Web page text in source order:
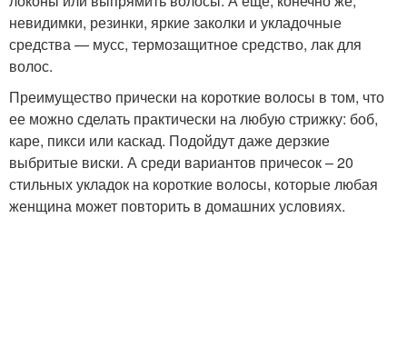
невидимки, резинки, яркие заколки и укладочные
средства — мусс, термозащитное средство, лак для
волос.
Преимущество прически на короткие волосы в том, что
ее можно сделать практически на любую стрижку: боб,
каре, пикси или каскад. Подойдут даже дерзкие
выбритые виски. А среди вариантов причесок – 20
стильных укладок на короткие волосы, которые любая
женщина может повторить в домашних условиях.